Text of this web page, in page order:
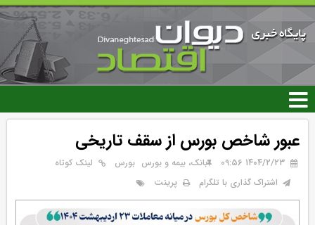
رفتن
محتوای
اصلی
عبور شاخص بورس از سقف تاریخی
۱۴۰۴/۲/۲۳ 09:56 بانک، بیمه و بورس بورس
لینک کوتاه
اشتراک گذاری با تلگرام
پرینت